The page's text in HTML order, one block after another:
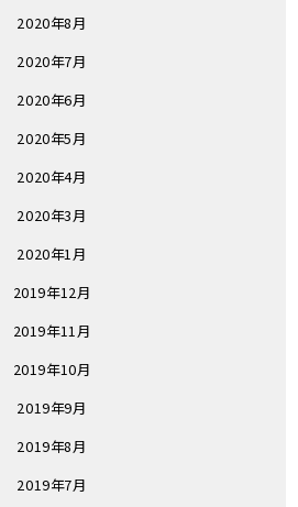
2020年8月
2020年7月
2020年6月
2020年5月
2020年4月
2020年3月
2020年1月
2019年12月
2019年11月
2019年10月
2019年9月
2019年8月
2019年7月